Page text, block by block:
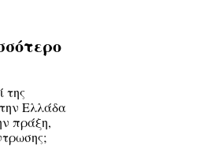
της
Ελλάδα
πράξη,